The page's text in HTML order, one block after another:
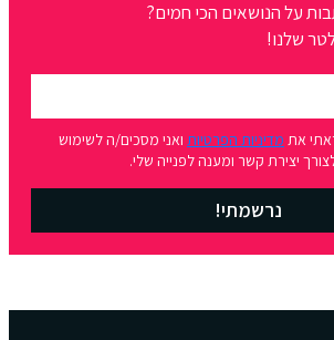
על הנושאים הכי חמים?
שלנו!
את מדיניות הפרטיות ואני מסכים/ה לשימוש
יצירת קשר ומענה לפנייה שלי.
נרשמתי!